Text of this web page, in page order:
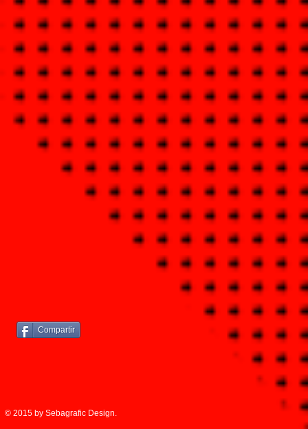
Compartir
© 2015 by Sebagrafic Design.